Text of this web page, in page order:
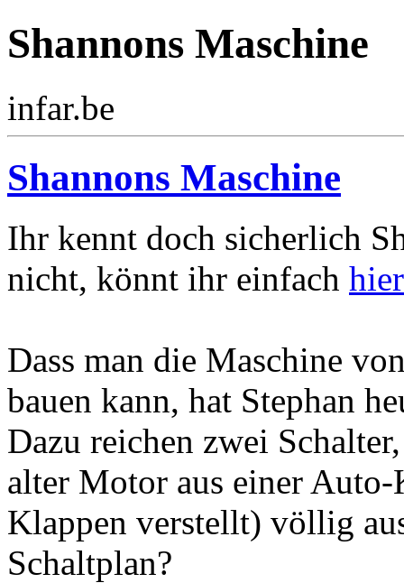
Shannons Maschine
infar.be
Shannons Maschine
Ihr kennt doch sicherlich
nicht, könnt ihr einfach
Dass man die Maschine
bauen kann, hat Stephan
Dazu reichen zwei
alter Motor aus einer
Klappen verstellt) völlig
Schaltplan?